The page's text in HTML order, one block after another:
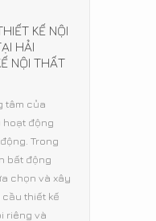
KẾ NỘI
HẢI
NỘI THẤT
tâm của
hoạt động
Trong
bất động
chọn và xây
thiết kế
riêng và